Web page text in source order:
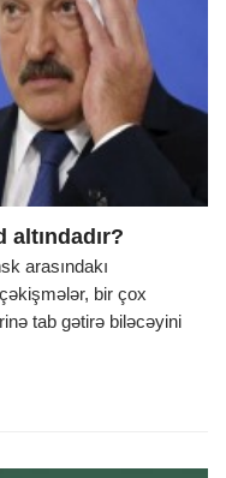
arasındakı
bir çox
tab gətirə biləcəyini